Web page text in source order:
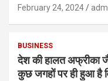
February 24, 2024
BUSINESS
देश की हालत अफ्रीका
कुछ जगहों पर ही हुआ है